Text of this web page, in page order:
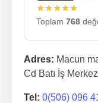
★★★★★
Toplam 768
Adres: Macun
Cd Batı İş
Tel: 0(506) 096